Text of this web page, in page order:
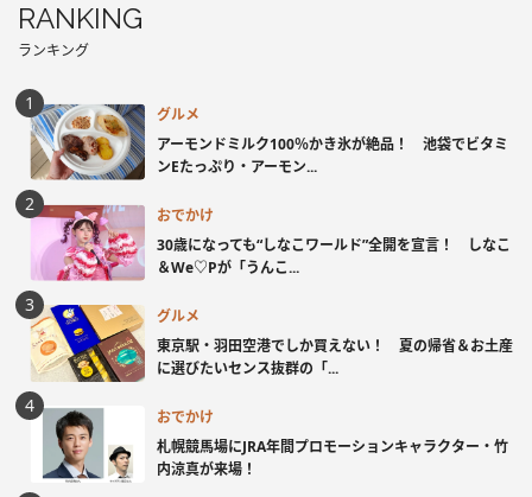
RANKING
ランキング
グルメ
アーモンドミルク100％かき氷が絶品！ 池袋でビタミ
ンEたっぷり・アーモン...
おでかけ
30歳になっても“しなこワールド”全開を宣言！ しなこ
＆We♡Pが「うんこ...
グルメ
東京駅・羽田空港でしか買えない！ 夏の帰省＆お土産
に選びたいセンス抜群の「...
おでかけ
札幌競馬場にJRA年間プロモーションキャラクター・竹
内涼真が来場！